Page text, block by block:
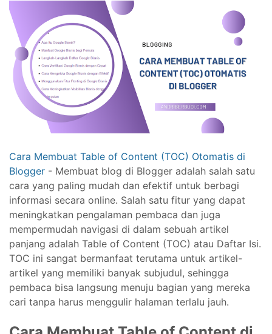
Cara Membuat Table of Content (TOC) Otomatis di
Blogger - Membuat blog di Blogger adalah salah satu
cara yang paling mudah dan efektif untuk berbagi
informasi secara online. Salah satu fitur yang dapat
meningkatkan pengalaman pembaca dan juga
mempermudah navigasi di dalam sebuah artikel
panjang adalah Table of Content (TOC) atau Daftar Isi.
TOC ini sangat bermanfaat terutama untuk artikel-
artikel yang memiliki banyak subjudul, sehingga
pembaca bisa langsung menuju bagian yang mereka
cari tanpa harus menggulir halaman terlalu jauh.